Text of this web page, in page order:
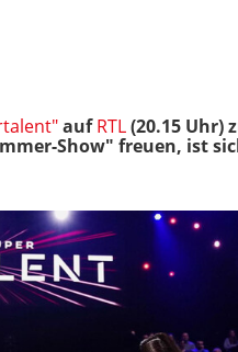
aufRTL(20.15 Uhr)
Show" freuen, ist